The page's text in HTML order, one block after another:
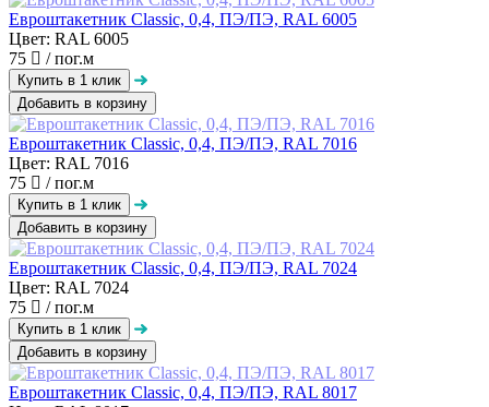
Евроштакетник Classic, 0,4, ПЭ/ПЭ, RAL 6005
Цвет: RAL 6005
75
/ пог.м
Добавить в корзину
Евроштакетник Classic, 0,4, ПЭ/ПЭ, RAL 7016
Цвет: RAL 7016
75
/ пог.м
Добавить в корзину
Евроштакетник Classic, 0,4, ПЭ/ПЭ, RAL 7024
Цвет: RAL 7024
75
/ пог.м
Добавить в корзину
Евроштакетник Classic, 0,4, ПЭ/ПЭ, RAL 8017